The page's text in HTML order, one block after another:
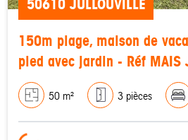
50610 JULLOUVILLE
150m plage, maison de
pied avec jardin - Réf MAIS
50 m² 3 pièces